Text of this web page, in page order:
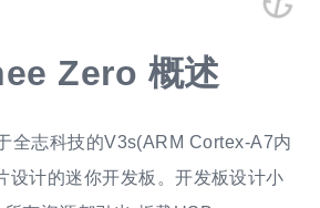
Zero 概述
全志科技的V3s(ARM Cortex-A7内
设计的迷你开发板。开发板设计小